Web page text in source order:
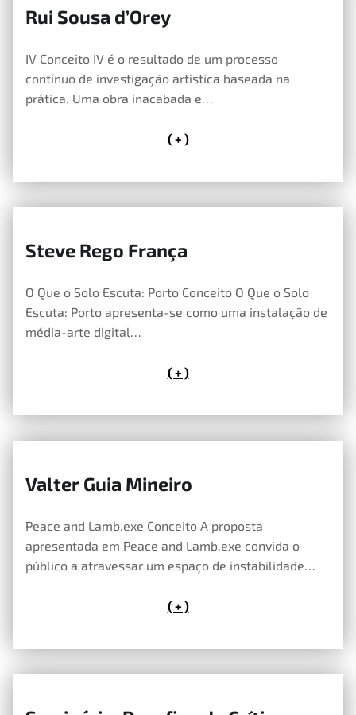
Rui Sousa d’Orey
IV Conceito IV é o resultado de um processo
contínuo de investigação artística baseada na
prática. Uma obra inacabada e…
( + )
Steve Rego França
O Que o Solo Escuta: Porto Conceito O Que o Solo
Escuta: Porto apresenta-se como uma instalação de
média-arte digital…
( + )
Valter Guia Mineiro
Peace and Lamb.exe Conceito A proposta
apresentada em Peace and Lamb.exe convida o
público a atravessar um espaço de instabilidade…
( + )